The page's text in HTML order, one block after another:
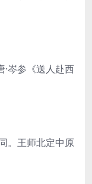
岑参《送人赴西
。王师北定中原